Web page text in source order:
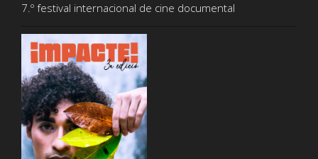
7.º festival internacional de cine documental